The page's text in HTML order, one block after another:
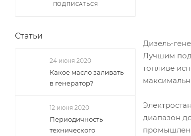
Дизель-
Лучшим
топливе
диапазон
ПОДПИСАТЬСЯ
Статьи
24 июня 2020
Какое масло заливать
в генератор?
12 июня 2020
Периодичность
технического